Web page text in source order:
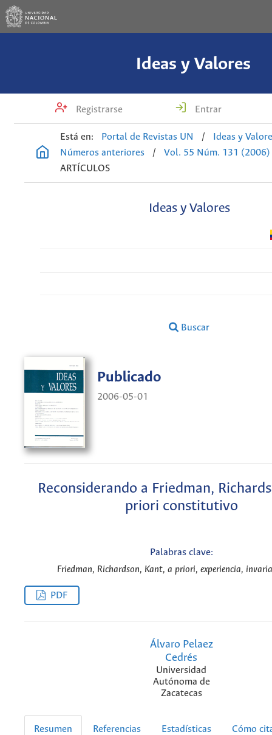
Ideas y Valores
Registrarse Entrar
Está en: Portal de Revistas UN /
Ideas y
Números anteriores
/
Vol. 55 Núm. 131 (2006)
ARTÍCULOS
Ideas y Valores
Buscar
Publicado
2006-05-01
Reconsiderando a Friedman,
priori constitutivo
Palabras clave:
Friedman, Richardson, Kant, a priori, experiencia,
PDF
Álvaro Pelaez
Cedrés
Universidad
Autónoma de
Zacatecas
Resumen Referencias Estadísticas Cómo